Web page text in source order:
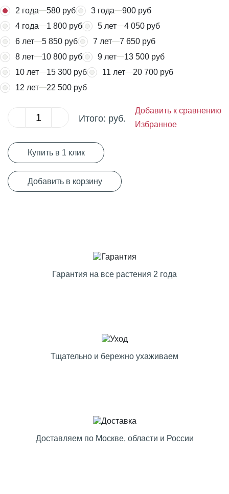
2 года
580 руб 3 года
900 руб
4 года
1 800 руб 5 лет
4 050 руб
6 лет
5 850 руб 7 лет
7 650 руб
8 лет
10 800 руб 9 лет
13 500 руб
10 лет
15 300 руб 11 лет
20 700 руб
12 лет
22 500 руб
Итого: руб.
Добавить к сравнению
Избранное
Купить в 1 клик
Добавить в корзину
Гарантия на все растения 2 года
Тщательно и бережно ухаживаем
Доставляем по Москве, области и России